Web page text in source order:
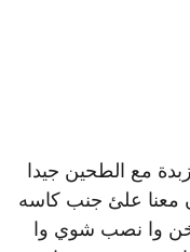
مع الطحين جيدا
معنا علئ جنب كاسه
وا نصب شوي وا